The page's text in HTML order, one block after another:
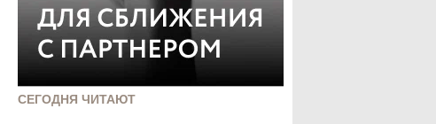
СЕГОДНЯ ЧИТАЮТ